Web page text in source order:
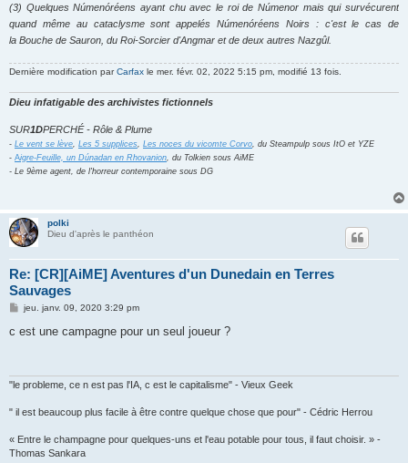
(3) Quelques Númenóréens ayant chu avec le roi de Númenor mais qui survécurent
quand même au cataclysme sont appelés Númenóréens Noirs : c'est le cas de
la Bouche de Sauron, du Roi-Sorcier d'Angmar et de deux autres Nazgûl.
Dernière modification parCarfax le mer. févr. 02, 2022 5:15 pm, modifié 13 fois.
Dieu infatigable des archivistes fictionnels
SUR1DPERCHÉ - Rôle & Plume
- Le vent se lève Les 5 supplices Les noces du vicomte Corvo , du Steampulp sous ItO et YZE
- Aigre-Feuille, un Dúnadan en Rhovanion , du Tolkien sous AiME
- Le 9ème agent, de l'horreur contemporaine sous DG
polki
Dieu d'après le panthéon
Re: [CR][AiME] Aventures d'un Dunedain en Terres
Sauvages
M
s
jeu. janv. 09, 2020 3:29 pm
c est une campagne pour un seul joueur ?
"le probleme, ce n est pas l'IA, c est le capitalisme" - Vieux Geek
" il est beaucoup plus facile à être contre quelque chose que pour" - Cédric Herrou
« Entre le champagne pour quelques-uns et l'eau potable pour tous, il faut choisir. » -
Thomas Sankara